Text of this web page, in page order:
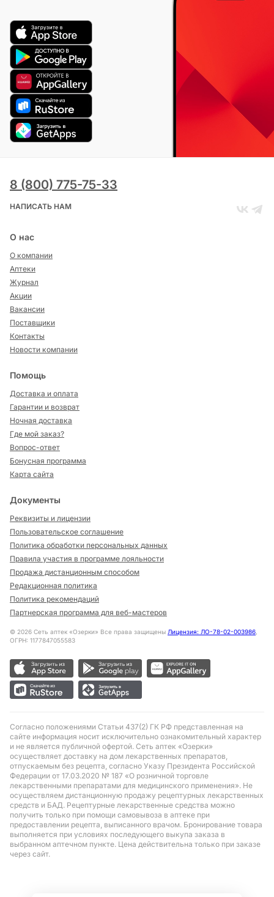
8 (800) 775-75-33
НАПИСАТЬ НАМ
О нас
О компании
Аптеки
Журнал
Акции
Вакансии
Поставщики
Контакты
Новости компании
Помощь
Доставка и оплата
Гарантии и возврат
Ночная доставка
Где мой заказ?
Вопрос-ответ
Бонусная программа
Карта сайта
Документы
Реквизиты и лицензии
Пользовательское соглашение
Политика обработки персональных данных
Правила участия в программе лояльности
Продажа дистанционным способом
Редакционная политика
Политика рекомендаций
Партнерская программа для веб-мастеров
© 2026 Сеть аптек «Озерки» Все права защищены Лицензия: ЛО-78-02-003986,
ОГРН: 1177847055583
Согласно положениями Статьи 437(2) ГК РФ представленная на
сайте информация носит исключительно ознакомительный характер
и не является публичной офертой. Сеть аптек «Озерки»
осуществляет доставку на дом лекарственных препаратов,
отпускаемым без рецепта, согласно Указу Президента Российской
Федерации от 17.03.2020 № 187 «О розничной торговле
лекарственными препаратами для медицинского применения». Не
осуществляем дистанционную продажу рецептурных лекарственных
средств и БАД. Рецептурные лекарственные средства можно
получить только при помощи самовывоза в аптеке при
предоставлении рецепта, выписанного врачом. Бронирование товара
выполняется при условиях последующего выкупа заказа в
выбранном аптечном пункте. Цена действительна только при заказе
через сайт.